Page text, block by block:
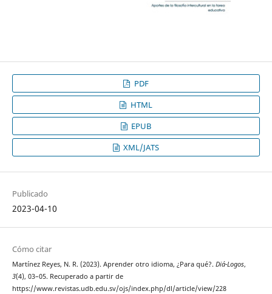
PDF
HTML
EPUB
XML/JATS
Publicado
2023-04-10
Cómo citar
Martínez Reyes, N. R. (2023). Aprender otro idioma, ¿Para qué?. Diá-Logos,
3(4), 03–05. Recuperado a partir de
https://www.revistas.udb.edu.sv/ojs/index.php/dl/article/view/228